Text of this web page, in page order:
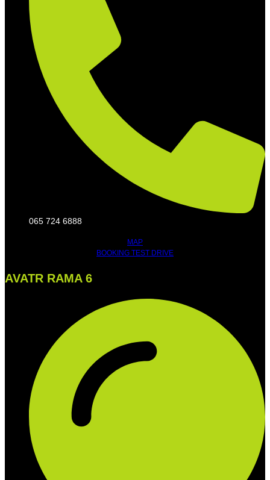
065 724 6888
MAP
BOOKING TEST DRIVE
AVATR RAMA 6